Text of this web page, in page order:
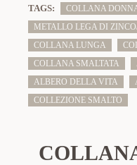
TAGS:
COLLANA
METALLO LEGA DI
COLLANA LUNGA
COLLANA SMALTATA
ALBERO DELLA VITA
COLLEZIONE SMALTO